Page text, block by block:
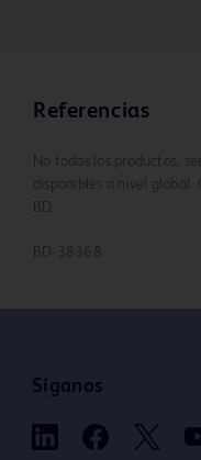
Referencias
No todos los productos,
disponibles a nivel global.
BD.
BD-38368
Síganos